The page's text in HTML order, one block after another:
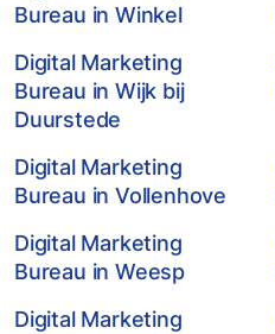
Bureau in Winkel
Digital Marketing
Bureau in Wijk bij
Duurstede
Digital Marketing
Bureau in Vollenhove
Digital Marketing
Bureau in Weesp
Digital Marketing